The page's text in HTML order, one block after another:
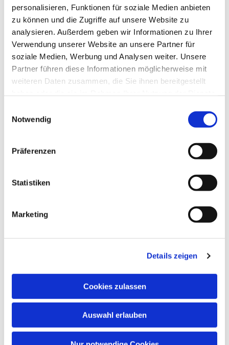
personalisieren, Funktionen für soziale Medien anbieten
zu können und die Zugriffe auf unsere Website zu
analysieren. Außerdem geben wir Informationen zu Ihrer
Verwendung unserer Website an unsere Partner für
soziale Medien, Werbung und Analysen weiter. Unsere
Partner führen diese Informationen möglicherweise mit
weiteren Daten zusammen, die Sie ihnen bereitgestellt
Notwendig
Präferenzen
Statistiken
Marketing
Details zeigen
Cookies zulassen
Auswahl erlauben
Dies könnte Sie auch
interessieren